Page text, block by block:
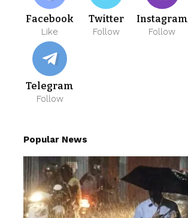
Facebook
Like
Twitter
Follow
Instagram
Follow
Telegram
Follow
Popular News